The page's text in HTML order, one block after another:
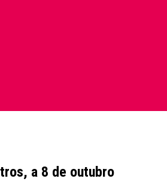
a 8 de outubro